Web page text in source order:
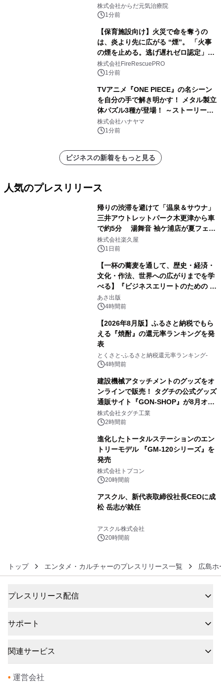
株式会社からだ元気治療院
1分前
【保育施設向け】火災で命を奪うの
は、炎より先に広がる “煙”。 「火事
の煙を止める。逃げ遅れゼロ認定」提
供開始
株式会社FireRescuePRO
1分前
TVアニメ『ONE PIECE』の名シーン
を自分の手で解き明かす！ メタル製立
体パズル3種が登場！ ～ストーリーと
ギミックが融合した 大人の体験型パズ
ルが8月7日(金)12時より先行予約受付
株式会社ハナヤマ
1分前
ビジネスの新着をもっと見る
人気のプレスリリース
帰りの渋滞を避けて「温泉＆サウナ」
三井アウトレットパーク木更津から車
で約5分 湯舞音 袖ケ浦店が夏フェア
メニューを提供
株式会社楽久屋
1日前
【一杯の蕎麦を通して、歴史・経済・
文化・作法、世界への広がりまでを学
べる】『ビジネスエリートのための 教
養としての蕎麦』2026年8月25日
（火）発売
あさ出版
4時間前
【2026年8月版】ふるさと納税でもら
える『焼酎』の還元率ランキングを発
表
とくさと-ふるさと納税還元率ランキング-
4時間前
建設機械アタッチメントのグッズをオ
ンラインで販売！ タグチの公式グッズ
通販サイト『GON-SHOP』が8月オー
プン
株式会社タグチ工業
2時間前
進化したトータルステーションのエン
トリーモデル 『GM-120シリーズ』を
発売
株式会社トプコン
20時間前
アスクル、新代表取締役社長CEOに成
松 岳志が就任
アスクル株式会社
20時間前
トップ エンタメ・カルチャーのプレスリリース一覧 広島ホ
プレスリリース配信
サポート
関連サービス
• 運営会社